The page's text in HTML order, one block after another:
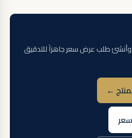
وأنشئ طلب عرض سعر جاهزاً للتدقيق
←